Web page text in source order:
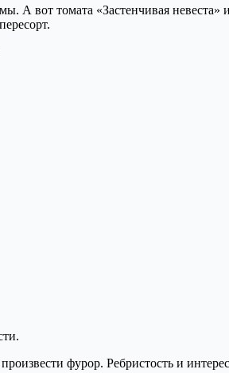
вот томата «Застенчивая невеста» и
фурор. Ребристость и